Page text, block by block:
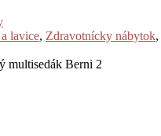
lavice, Zdravotnícky nábytok,
multisedák Berni 2